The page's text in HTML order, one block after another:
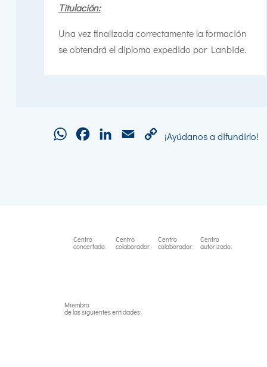
Titulación:
Una vez finalizada correctamente la formación
se obtendrá el diploma expedido por Lanbide.
WhatsAppFacebookLinkedInEmail
Copy
¡Ayúdanos a difundirlo!
Centro
concertado:
Centro
colaborador:
Centro
colaborador:
Centro
autorizado:
Miembro
de las siguientes entidades: